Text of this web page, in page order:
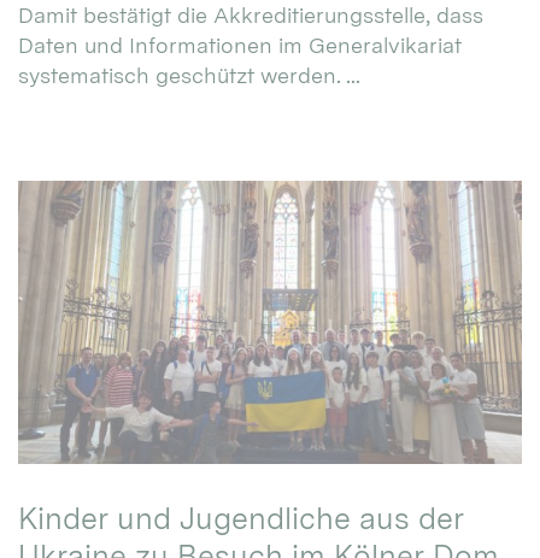
Damit bestätigt die Akkreditierungsstelle, dass
Daten und Informationen im Generalvikariat
systematisch geschützt werden. ...
Kinder und Jugendliche aus der